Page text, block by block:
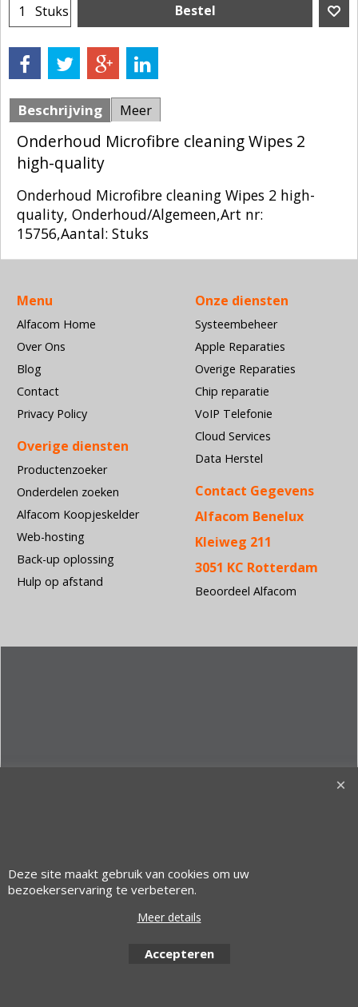
Stuks Bestel
Beschrijving Meer
Onderhoud Microfibre cleaning Wipes 2
high-quality
Onderhoud Microfibre cleaning Wipes 2 high-
quality, Onderhoud/Algemeen,Art nr:
15756,Aantal: Stuks
Menu
Alfacom Home
Over Ons
Blog
Contact
Privacy Policy
Onze diensten
Systeembeheer
Apple Reparaties
Overige Reparaties
Chip reparatie
VoIP Telefonie
Cloud Services
Data Herstel
Overige diensten
Productenzoeker
Onderdelen zoeken
Alfacom Koopjeskelder
Web-hosting
Back-up oplossing
Hulp op afstand
Contact Gegevens
Alfacom Benelux
Kleiweg 211
3051 KC Rotterdam
Beoordeel Alfacom
Deze site maakt gebruik van cookies om uw
bezoekerservaring te verbeteren.
Meer details
Accepteren